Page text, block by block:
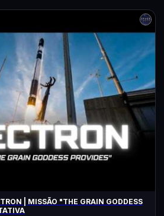
| MISSÃO "THE GRAIN GODDESS